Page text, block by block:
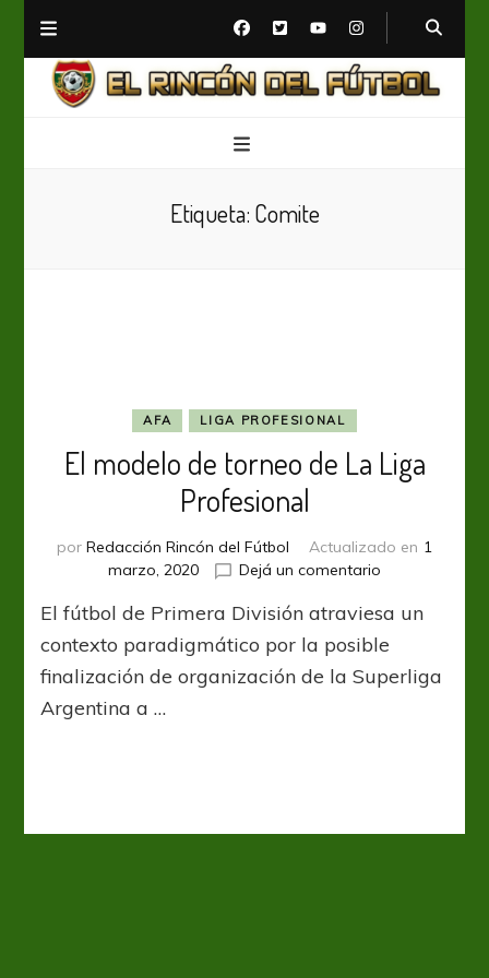
Etiqueta: Comite
AFA LIGA PROFESIONAL
El modelo de torneo de La Liga
Profesional
por Redacción Rincón del Fútbol Actualizado en 1
marzo, 2020
Dejá un comentario
modelo
de
de
El fútbol de Primera División atraviesa un
contexto paradigmático por la posible
finalización de organización de la Superliga
Argentina a …